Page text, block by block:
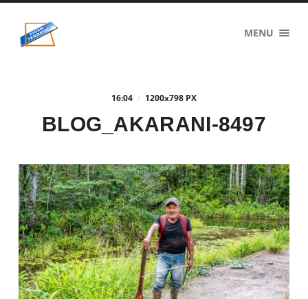
eigenzinnig
terrein
MENU
16:04 / 1200x798 PX
BLOG_AKARANI-8497